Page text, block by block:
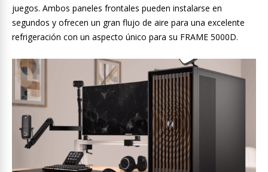
juegos. Ambos paneles frontales pueden instalarse en
segundos y ofrecen un gran flujo de aire para una excelente
refrigeración con un aspecto único para su FRAME 5000D.